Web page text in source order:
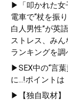
▶「叩かれた女
電車で“杖を振
白人男性”が英
ストレス、み
ランキングを調
▶SEX中の“言
に...!ポイントは
▶【独自取材】